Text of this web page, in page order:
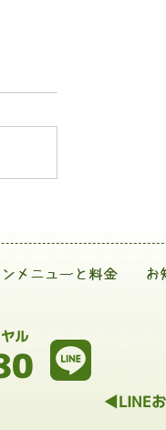
メニューと料金 お
ル
◀LINE